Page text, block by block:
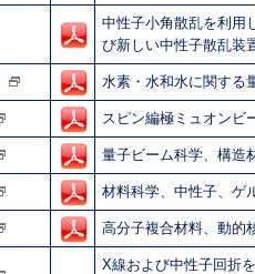
中性子小角散乱を利用
び新しい中性子散乱装
水素・水和水に関する
スピン編極ミュオンビ
量子ビーム科学、構造
材料科学、中性子、ゲ
高分子複合材料、動的
X線および中性子回折